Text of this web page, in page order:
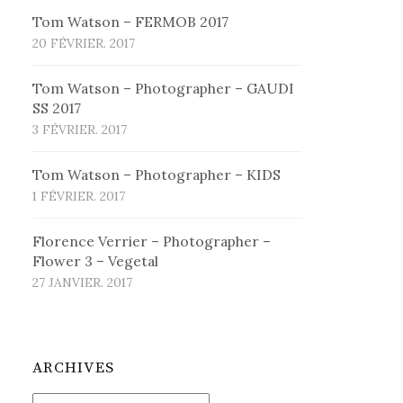
Tom Watson – FERMOB 2017
20 FÉVRIER. 2017
Tom Watson – Photographer – GAUDI
SS 2017
3 FÉVRIER. 2017
Tom Watson – Photographer – KIDS
1 FÉVRIER. 2017
Florence Verrier – Photographer –
Flower 3 – Vegetal
27 JANVIER. 2017
ARCHIVES